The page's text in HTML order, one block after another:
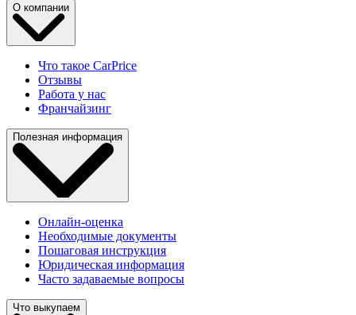
О компании
Что такое CarPrice
Отзывы
Работа у нас
Франчайзинг
Полезная информация
Онлайн-оценка
Необходимые документы
Пошаговая инструкция
Юридическая информация
Часто задаваемые вопросы
Что выкупаем